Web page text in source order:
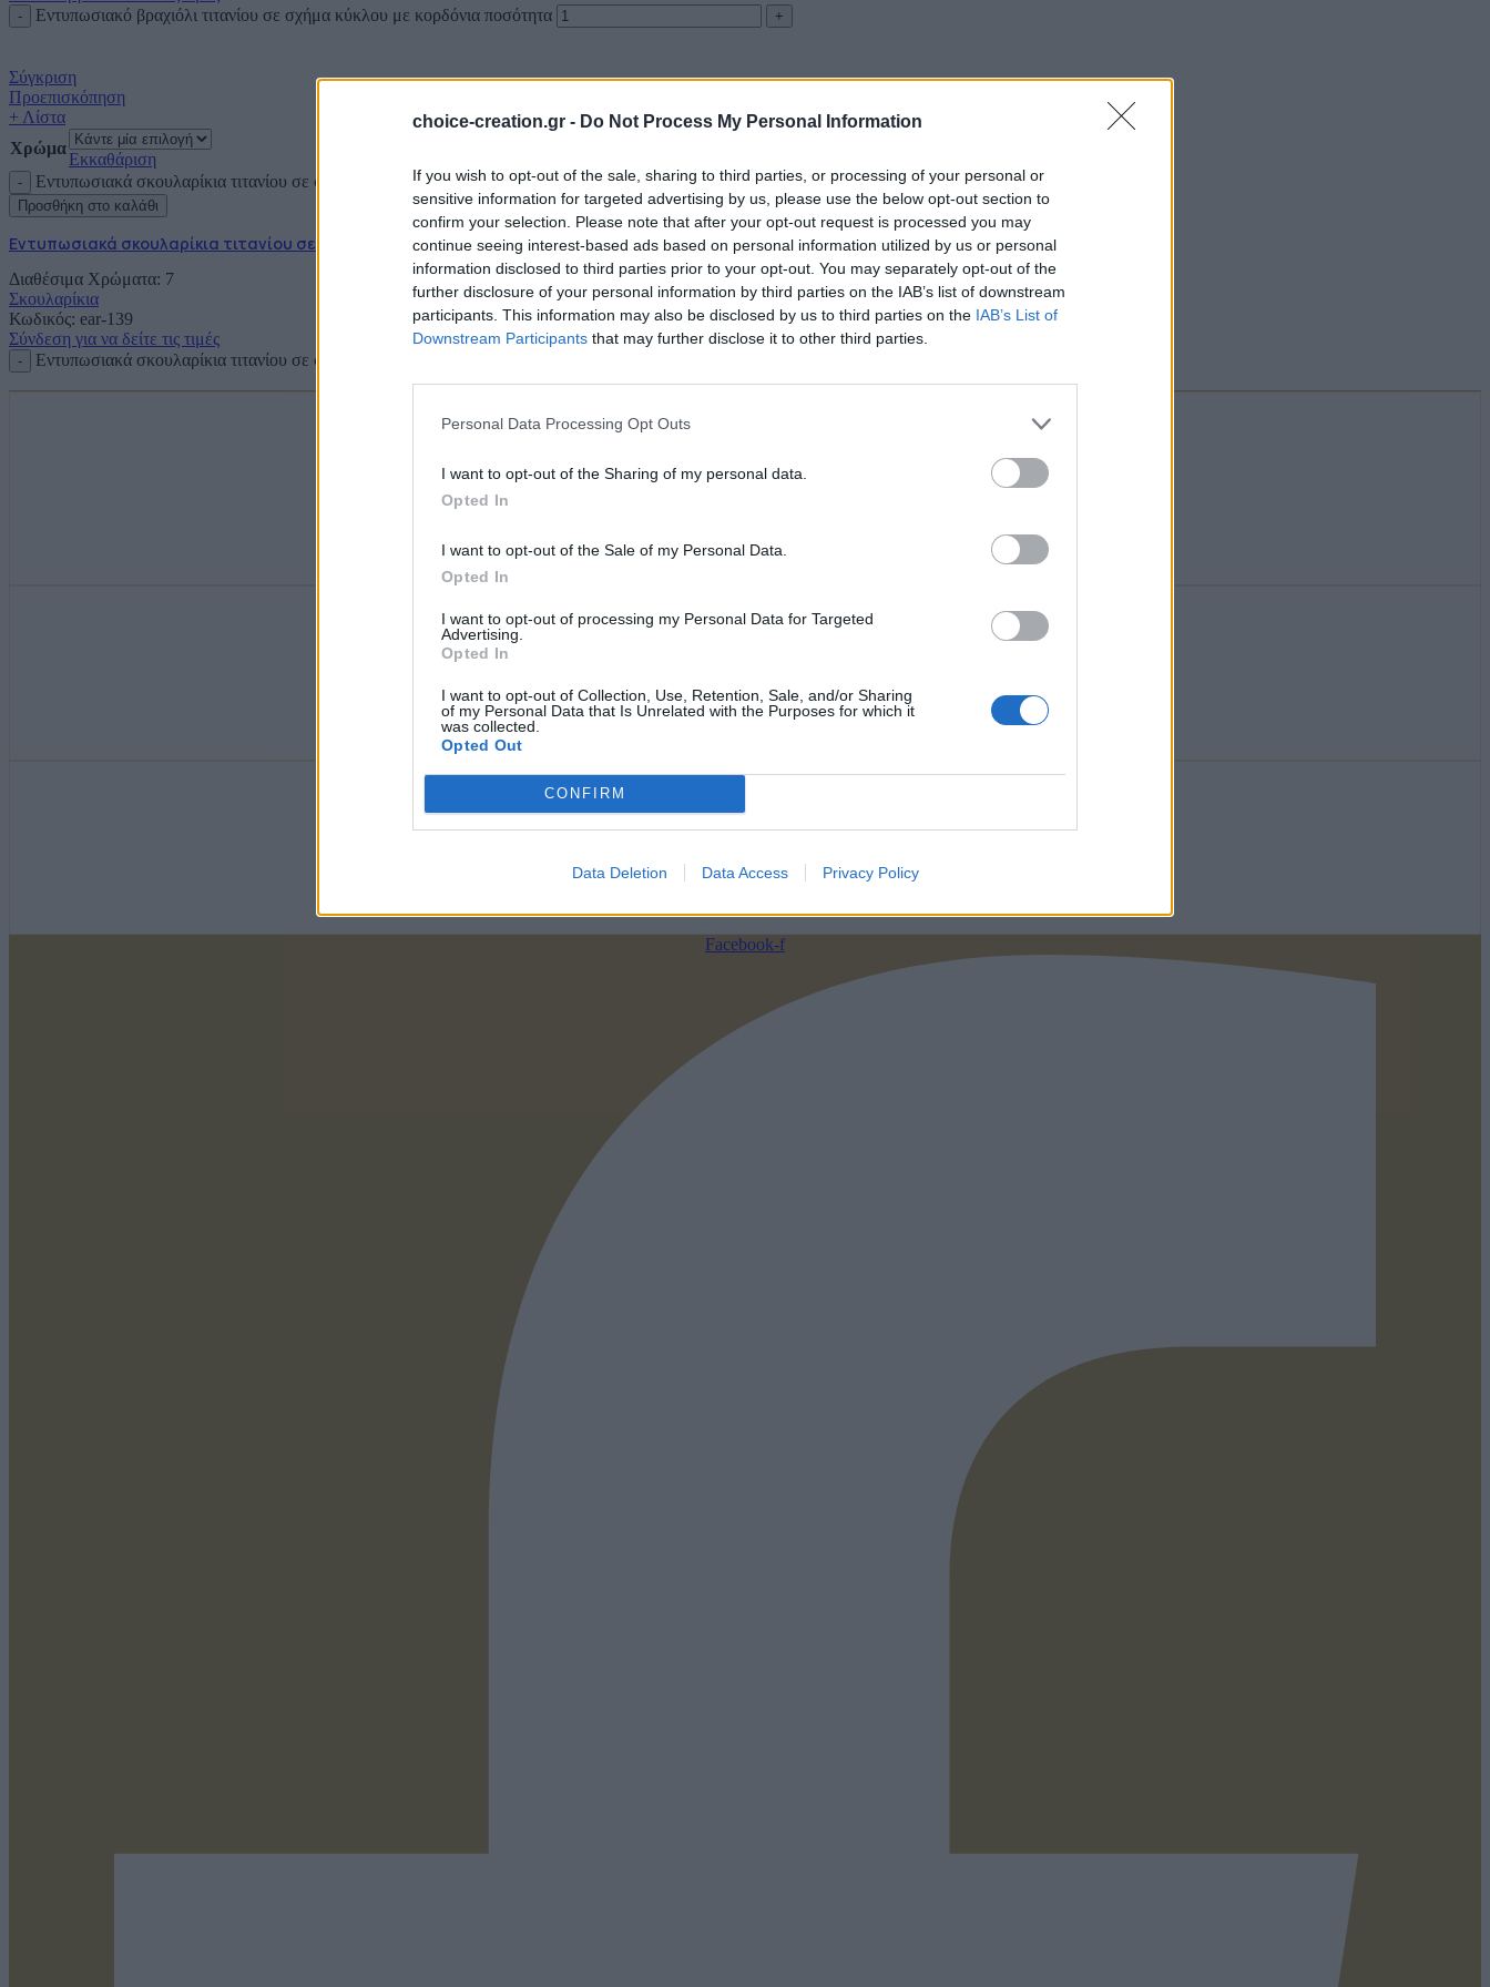
choice-creation.gr - Do Not Process My Personal Information
If you wish to opt-out of the sale, sharing to third parties, or processing of your personal or
sensitive information for targeted advertising by us, please use the below opt-out section to
confirm your selection. Please note that after your opt-out request is processed you may
continue seeing interest-based ads based on personal information utilized by us or personal
information disclosed to third parties prior to your opt-out. You may separately opt-out of the
further disclosure of your personal information by third parties on the IAB’s list of downstream
participants. This information may also be disclosed by us to third parties on the IAB’s List of
Downstream Participants that may further disclose it to other third parties.
Personal Data Processing Opt Outs
I want to opt-out of the Sharing of my personal data.
Opted In
I want to opt-out of the Sale of my Personal Data.
Opted In
I want to opt-out of processing my Personal Data for Targeted
Advertising.
Opted In
I want to opt-out of Collection, Use, Retention, Sale, and/or Sharing
of my Personal Data that Is Unrelated with the Purposes for which it
was collected.
Opted Out
CONFIRM
Data Deletion Data Access Privacy Policy
Εντυπωσιακό βραχιόλι τιτανίου σε σχήμα κύκλου με κορδόνια ποσότητα
Σύγκριση
Προεπισκόπηση
+ Λίστα
Χρώμα
Εκκαθάριση
Εντυπωσιακά σκουλαρίκια τιτανίου σε σχήμα κύκλου ποσότητα
Προσθήκη στο καλάθι
Εντυπωσιακά σκουλαρίκια τιτανίου σε σχήμα κύκλου
Διαθέσιμα Χρώματα: 7
Σκουλαρίκια
Κωδικός: ear-139
Σύνδεση για να δείτε τις τιμές
Εντυπωσιακά σκουλαρίκια τιτανίου σε σχήμα κύκλου ποσότητα
Δευτέρα έως Σάββατο
ΧΕΙΡΟΠΟΙΗΤΑ ΚΟΣΜΗΜΑΤΑ
Ανακαλύψτε μεγάλο πλήθος μοναδικών χειροποίητων κοσμημάτων
ΠΛΗΡΩΣΤΕ ΜΕ ΑΣΦΑΛΕΙΑ
Facebook-f